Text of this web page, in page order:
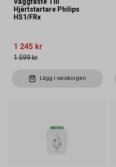
Hjärtstartare Philips
HS1/FRx
1 245 kr
1 599 kr
Lägg i varukorgen